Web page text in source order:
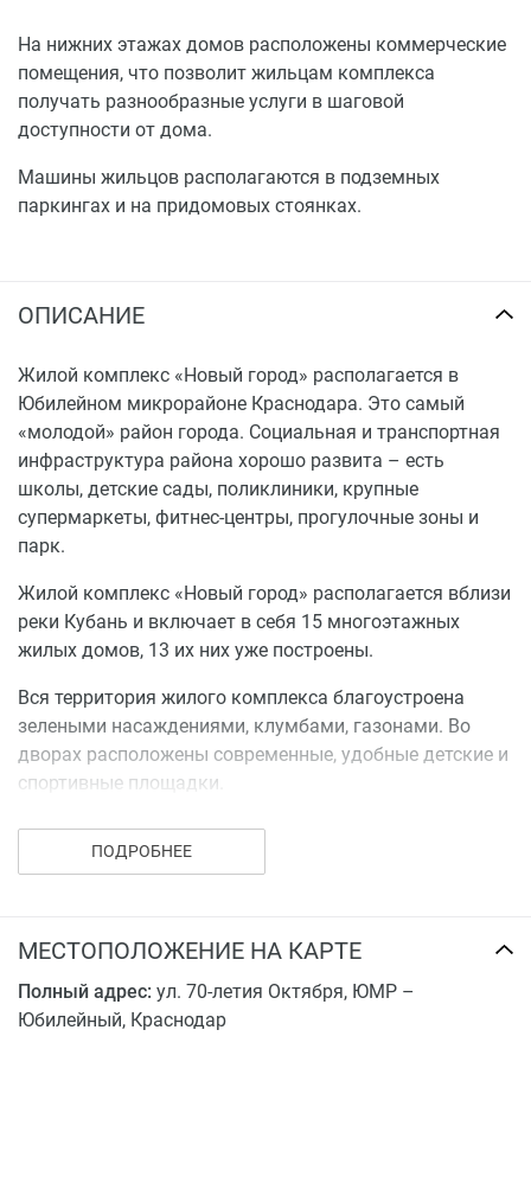
На нижних этажах домов расположены коммерческие
помещения, что позволит жильцам комплекса
получать разнообразные услуги в шаговой
доступности от дома.
Машины жильцов располагаются в подземных
паркингах и на придомовых стоянках.
ОПИСАНИЕ
Жилой комплекс «Новый город» располагается в
Юбилейном микрорайоне Краснодара. Это самый
«молодой» район города. Социальная и транспортная
инфраструктура района хорошо развита – есть
школы, детские сады, поликлиники, крупные
супермаркеты, фитнес-центры, прогулочные зоны и
парк.
Жилой комплекс «Новый город» располагается вблизи
реки Кубань и включает в себя 15 многоэтажных
жилых домов, 13 их них уже построены.
Вся территория жилого комплекса благоустроена
зелеными насаждениями, клумбами, газонами. Во
дворах расположены современные, удобные детские и
спортивные площадки.
ПОДРОБНЕЕ
МЕСТОПОЛОЖЕНИЕ НА КАРТЕ
Полный адрес: ул. 70-летия Октября, ЮМР –
Юбилейный, Краснодар